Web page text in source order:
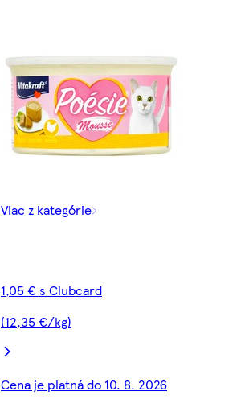
Viac z kategórie
1,05 € s Clubcard
(12,35 €/kg)
Cena je platná do 10. 8. 2026